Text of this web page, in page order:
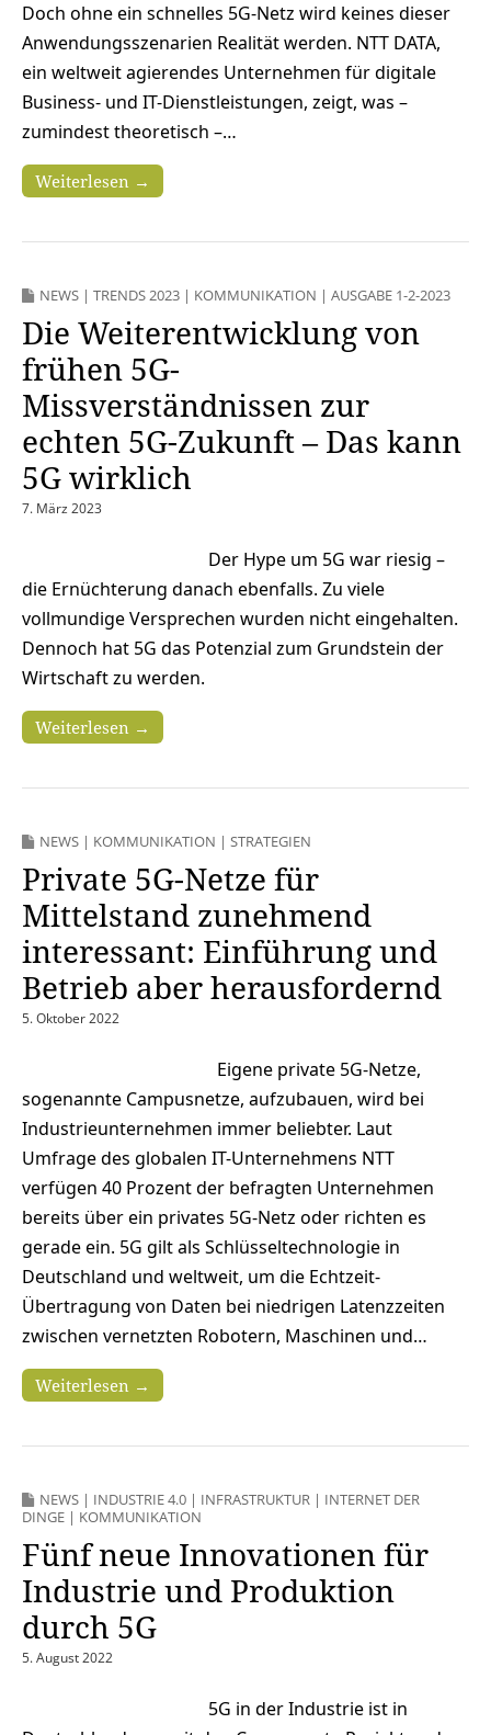
Doch ohne ein schnelles 5G-Netz wird keines dieser
Anwendungsszenarien Realität werden. NTT DATA,
ein weltweit agierendes Unternehmen für digitale
Business- und IT-Dienstleistungen, zeigt, was –
zumindest theoretisch –…
Weiterlesen →
NEWS | TRENDS 2023 | KOMMUNIKATION | AUSGABE 1-2-2023
Die Weiterentwicklung von
frühen 5G-
Missverständnissen zur
echten 5G-Zukunft – Das kann
5G wirklich
7. März 2023
Der Hype um 5G war riesig –
die Ernüchterung danach ebenfalls. Zu viele
vollmundige Versprechen wurden nicht eingehalten.
Dennoch hat 5G das Potenzial zum Grundstein der
Wirtschaft zu werden.
Weiterlesen →
NEWS | KOMMUNIKATION | STRATEGIEN
Private 5G-Netze für
Mittelstand zunehmend
interessant: Einführung und
Betrieb aber herausfordernd
5. Oktober 2022
Eigene private 5G-Netze,
sogenannte Campusnetze, aufzubauen, wird bei
Industrieunternehmen immer beliebter. Laut
Umfrage des globalen IT-Unternehmens NTT
verfügen 40 Prozent der befragten Unternehmen
bereits über ein privates 5G-Netz oder richten es
gerade ein. 5G gilt als Schlüsseltechnologie in
Deutschland und weltweit, um die Echtzeit-
Übertragung von Daten bei niedrigen Latenzzeiten
zwischen vernetzten Robotern, Maschinen und…
Weiterlesen →
NEWS | INDUSTRIE 4.0 | INFRASTRUKTUR | INTERNET DER
DINGE | KOMMUNIKATION
Fünf neue Innovationen für
Industrie und Produktion
durch 5G
5. August 2022
5G in der Industrie ist in